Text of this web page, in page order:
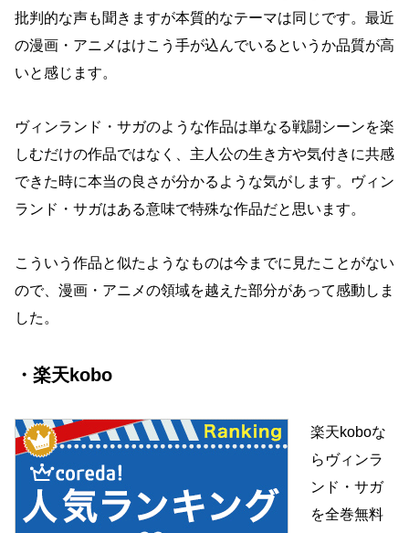
批判的な声も聞きますが本質的なテーマは同じです。最近
の漫画・アニメはけこう手が込んでいるというか品質が高
いと感じます。
ヴィンランド・サガのような作品は単なる戦闘シーンを楽
しむだけの作品ではなく、主人公の生き方や気付きに共感
できた時に本当の良さが分かるような気がします。ヴィン
ランド・サガはある意味で特殊な作品だと思います。
こういう作品と似たようなものは今までに見たことがない
ので、漫画・アニメの領域を越えた部分があって感動しま
した。
・楽天kobo
楽天koboな
らヴィンラ
ンド・サガ
を全巻無料